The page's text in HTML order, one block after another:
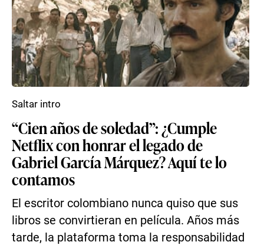
“Cien años de soledad”: ¿Cumple
Netflix con honrar el legado de
Gabriel García Márquez? Aquí te lo
contamos
El escritor colombiano nunca quiso que sus
libros se convirtieran en película. Años más
tarde, la plataforma toma la responsabilidad
Saltar intro